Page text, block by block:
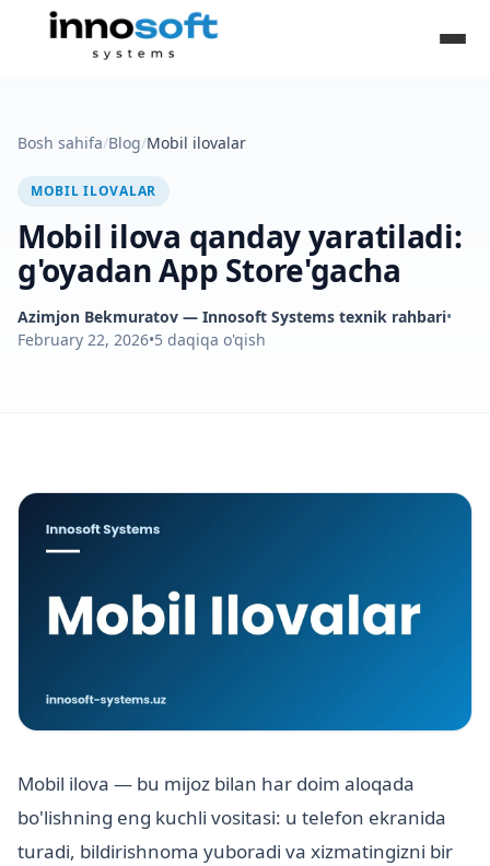
Bosh sahifa/Blog/Mobil ilovalar
MOBIL ILOVALAR
Mobil ilova qanday yaratiladi:
g'oyadan App Store'gacha
Azimjon Bekmuratov — Innosoft Systems texnik rahbari•
February 22, 2026•5 daqiqa o'qish
Mobil ilova — bu mijoz bilan har doim aloqada
bo'lishning eng kuchli vositasi: u telefon ekranida
turadi, bildirishnoma yuboradi va xizmatingizni bir